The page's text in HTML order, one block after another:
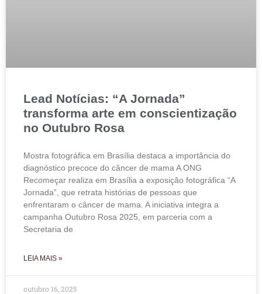
Lead Notícias: “A Jornada”
transforma arte em conscientização
no Outubro Rosa
Mostra fotográfica em Brasília destaca a importância do
diagnóstico precoce do câncer de mama A ONG
Recomeçar realiza em Brasília a exposição fotográfica “A
Jornada”, que retrata histórias de pessoas que
enfrentaram o câncer de mama. A iniciativa integra a
campanha Outubro Rosa 2025, em parceria com a
Secretaria de
LEIA MAIS »
outubro 16, 2025